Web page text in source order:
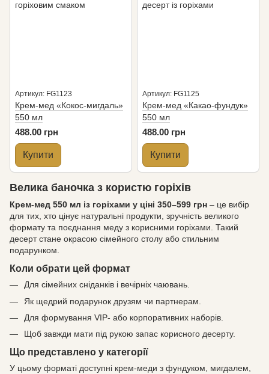
Артикул: FG1123
Крем-мед «Кокос-мигдаль»
550 мл
488.00 грн
Купити
Артикул: FG1125
Крем-мед «Какао-фундук»
550 мл
488.00 грн
Купити
Велика баночка з користю горіхів
Крем-мед 550 мл із горіхами у ціні 350–599 грн – це вибір
для тих, хто цінує натуральні продукти, зручність великого
формату та поєднання меду з корисними горіхами. Такий
десерт стане окрасою сімейного столу або стильним
подарунком.
Коли обрати цей формат
Для сімейних сніданків і вечірніх чаювань.
Як щедрий подарунок друзям чи партнерам.
Для формування VIP- або корпоративних наборів.
Щоб завжди мати під рукою запас корисного десерту.
Що представлено у категорії
У цьому форматі доступні крем-меди з фундуком, мигдалем,